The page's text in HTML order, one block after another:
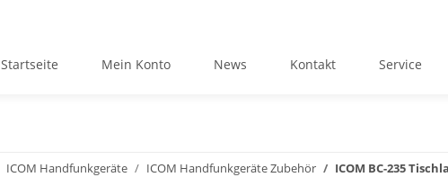
Startseite Mein Konto News Kontakt Service
ICOM Handfunkgeräte ICOM Handfunkgeräte Zubehör ICOM BC-235